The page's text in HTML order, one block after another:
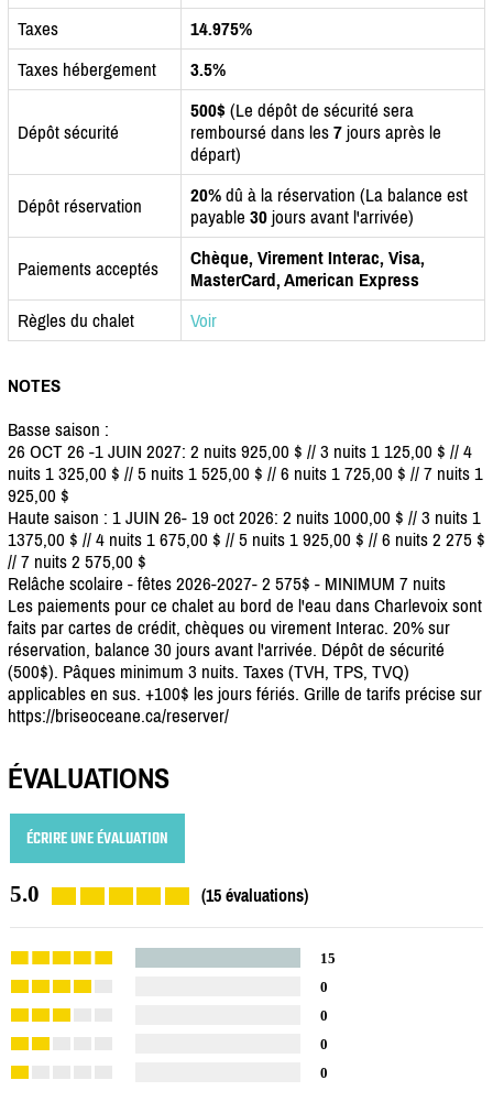
Taxes
14.975%
Taxes hébergement
3.5%
Dépôt sécurité
500$ (Le dépôt de sécurité sera
remboursé dans les 7 jours après le
départ)
Dépôt réservation 20% dû à la réservation (La balance est
payable 30 jours avant l'arrivée)
Paiements acceptés
Chèque, Virement Interac, Visa,
MasterCard, American Express
Règles du chalet
Voir
NOTES
Basse saison :
26 OCT 26 -1 JUIN 2027: 2 nuits 925,00 $ // 3 nuits 1 125,00 $ // 4
nuits 1 325,00 $ // 5 nuits 1 525,00 $ // 6 nuits 1 725,00 $ // 7 nuits 1
925,00 $
Haute saison : 1 JUIN 26- 19 oct 2026: 2 nuits 1000,00 $ // 3 nuits 1
1375,00 $ // 4 nuits 1 675,00 $ // 5 nuits 1 925,00 $ // 6 nuits 2 275 $
// 7 nuits 2 575,00 $
Relâche scolaire - fêtes 2026-2027- 2 575$ - MINIMUM 7 nuits
Les paiements pour ce chalet au bord de l'eau dans Charlevoix sont
faits par cartes de crédit, chèques ou virement Interac. 20% sur
réservation, balance 30 jours avant l'arrivée. Dépôt de sécurité
(500$). Pâques minimum 3 nuits. Taxes (TVH, TPS, TVQ)
applicables en sus. +100$ les jours fériés. Grille de tarifs précise sur
https://briseoceane.ca/reserver/
ÉVALUATIONS
ÉCRIRE UNE ÉVALUATION
5.0 (15 évaluations)
15
0
0
0
0